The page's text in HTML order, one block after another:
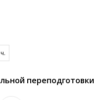
переподготовки